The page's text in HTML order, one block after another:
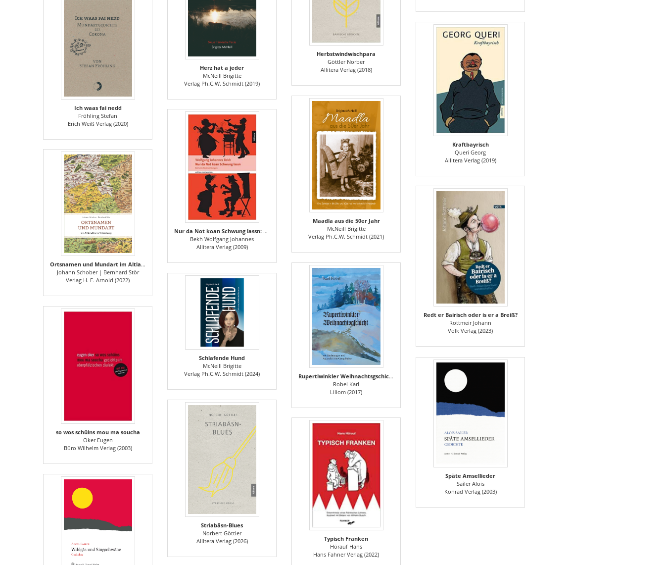
Herbstwindwischpara
Göttler Norber
Allitera Verlag (2018)
Herz hat a jeder
McNeill Brigitte
Verlag Ph.C.W. Schmidt (2019)
Ich waas fai nedd
Fröhling Stefan
Erich Weiß Verlag (2020)
Kraftbayrisch
Queri Georg
Allitera Verlag (2019)
Maadla aus die 50er Jahr
McNeill Brigitte
Verlag Ph.C.W. Schmidt (2021)
Nur da Not koan Schwung lassn: Bairische Spruchweisheit für jede Gelegenheit.
Bekh Wolfgang Johannes
Allitera Verlag (2009)
Ortsnamen und Mundart im Altlandkreis Vilsbiburg
Johann Schober | Bernhard Stör
Verlag H. E. Arnold (2022)
Redt er Bairisch oder is er a Breiß?
Rottmeir Johann
Volk Verlag (2023)
Rupertiwinkler Weihnachtsgschicht
Robel Karl
Liliom (2017)
Schlafende Hund
McNeill Brigitte
Verlag Ph.C.W. Schmidt (2024)
so wos schüins mou ma soucha
Oker Eugen
Büro Wilhelm Verlag (2003)
Späte Amsellieder
Sailer Alois
Konrad Verlag (2003)
Striabäsn-Blues
Norbert Göttler
Allitera Verlag (2026)
Typisch Franken
Hörauf Hans
Hans Fahner Verlag (2022)